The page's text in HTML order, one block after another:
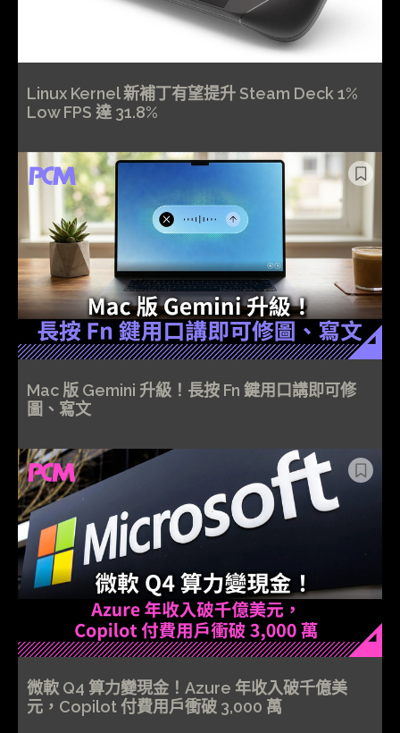
Linux Kernel 新補丁有望提升 Steam Deck 1%
Low FPS 達 31.8%
Mac 版 Gemini 升級！長按 Fn 鍵用口講即可修
圖、寫文
微軟 Q4 算力變現金！Azure 年收入破千億美
元，Copilot 付費用戶衝破 3,000 萬